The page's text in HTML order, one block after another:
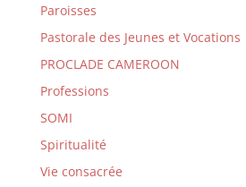
Paroisses
Pastorale des Jeunes et Vocations
PROCLADE CAMEROON
Professions
SOMI
Spiritualité
Vie consacrée